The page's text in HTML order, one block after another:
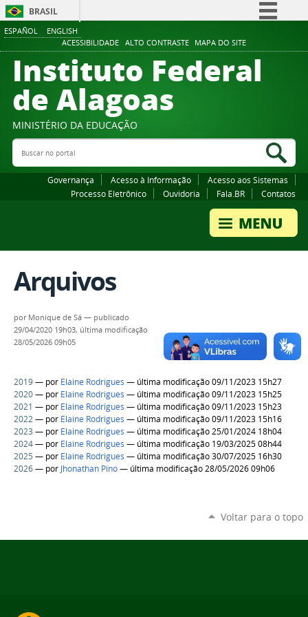
ESPAÑOL ENGLISH
ACESSIBILIDADE ALTO CONTRASTE MAPA DO SITE
BRASIL
Comunica BR
Participe
Canais
Instituto Federal
de Alagoas
MINISTÉRIO DA EDUCAÇÃO
Buscar no portal
Governança Acesso à Informação
Acesso aos Sistemas
Processo Eletrônico
Ouvidoria Fala.BR Contatos
Arquivos
por Monique de Sá — publicado
29/04/2020 19h03, última modificação
28/05/2026 09h05
2019— por Elaine Rodrigues — última modificação 09/11/2023 15h27
2020— por Elaine Rodrigues — última modificação 09/11/2023 15h25
2021 — por Elaine Rodrigues — última modificação 09/11/2023 15h23
2022— por Elaine Rodrigues — última modificação 09/11/2023 15h16
2023 — por Elaine Rodrigues — última modificação 25/01/2024 18h04
2024— por Elaine Rodrigues — última modificação 19/03/2025 08h44
2025 — por Elaine Rodrigues — última modificação 30/07/2025 16h30
2026— por Jhonathan Pino— última modificação 28/05/2026 09h06
Voltar para o topo